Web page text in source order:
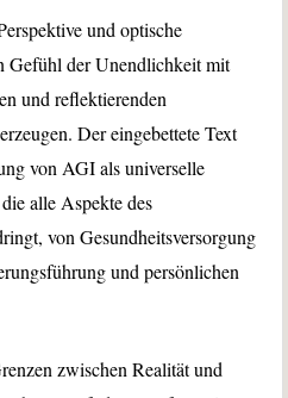
und optische
Gefühl der Unendlichkeit mit
und reflektierenden
Der eingebettete Text
von AGI als universelle
alle Aspekte des
von Gesundheitsversorgung
und persönlichen
zwischen Realität und